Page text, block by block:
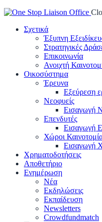
Σχετικά
Έξυπνη
Στρατηγικές
Επικοινωνία
Ανοιχτή
Οικοσύστημα
Έρευνα
Εξεύρεση
Νεοφυείς
Εισαγωγή
Επενδυτές
Εισαγωγή
Χώροι
Εισαγωγή
Χρηματοδοτήσεις
Αποθετήριο
Ενημέρωση
Νέα
Εκδηλώσεις
Εκπαίδευση
Newsletters
Crowdfundmatch